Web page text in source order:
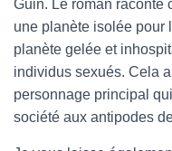
Guin. Le roman raconte
une planète isolée pour
planète gelée et
individus sexués. Cela
personnage principal
société aux antipodes